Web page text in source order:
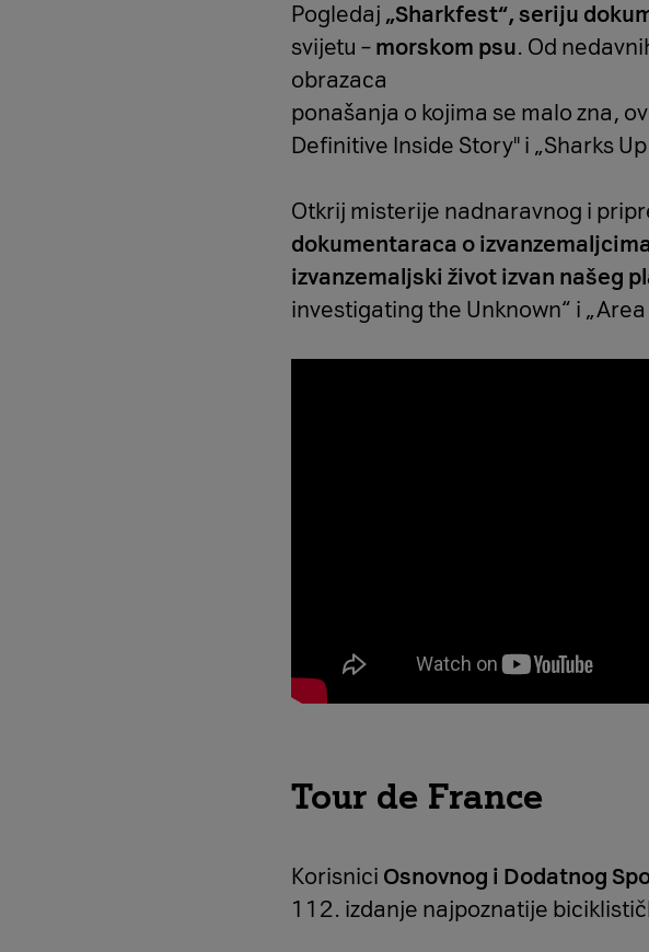
Pogledaj „Sharkfest“, seriju
svijetu –morskom psu. Od
obrazaca
ponašanja o kojima se malo zna,
Definitive Inside Story" i „Sharks
Otkrij misterije nadnaravnog i
dokumentaraca o izvanzemaljcima
izvanzemaljski život izvan našeg
investigating the Unknown“ i
Tour de France
Korisnici Osnovnog i Dodatnog
112. izdanje najpoznatije